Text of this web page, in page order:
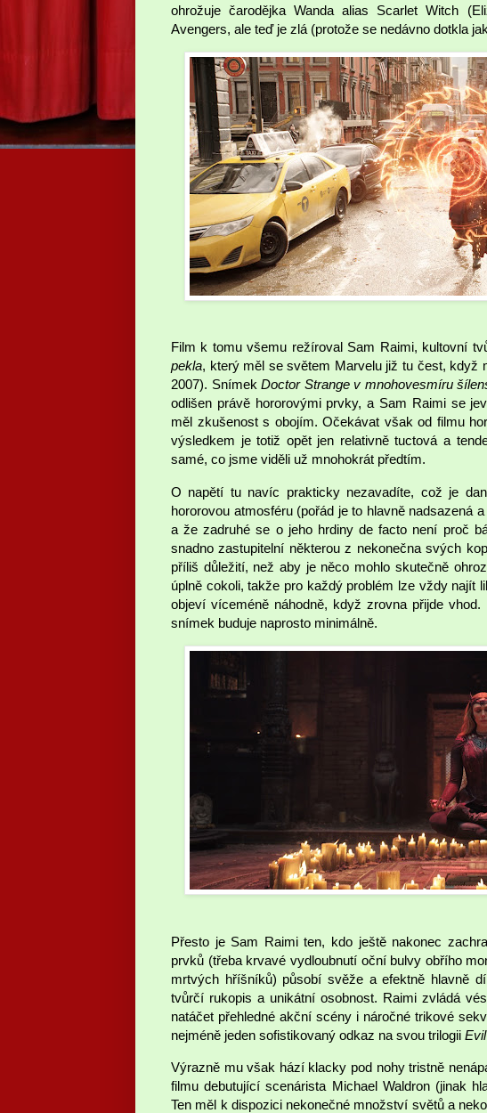
ohrožuje čarodějka Wanda alias Scarlet Witch
Avengers, ale teď je zlá (protože se nedávno dotkla
Film k tomu všemu režíroval Sam Raimi, kultovní
pekla, který měl se světem Marvelu již tu čest, když
2007). SnímekDoctor Strange v mnohovesmíru
odlišen právě hororovými prvky, a Sam Raimi se
měl zkušenost s obojím. Očekávat však od filmu
výsledkem je totiž opět jen relativně tuctová a
samé, co jsme viděli už mnohokrát předtím.
O napětí tu navíc prakticky nezavadíte, což je
hororovou atmosféru (pořád je to hlavně nadsazená
a že zadruhé se o jeho hrdiny de facto není proč
snadno zastupitelní některou z nekonečna svých
příliš důležití, než aby je něco mohlo skutečně
úplně cokoli, takže pro každý problém lze vždy najít
objeví víceméně náhodně, když zrovna přijde
snímek buduje naprosto minimálně.
Přesto je Sam Raimi ten, kdo ještě nakonec
prvků (třeba krvavé vydloubnutí oční bulvy obřího
mrtvých hříšníků) působí svěže a efektně hlavně
tvůrčí rukopis a unikátní osobnost. Raimi zvládá
natáčet přehledné akční scény i náročné trikové
nejméně jeden sofistikovaný odkaz na svou trilogii
Výrazně mu však hází klacky pod nohy tristně
filmu debutující scenárista Michael Waldron (jinak
Ten měl k dispozici nekonečné množství světů a